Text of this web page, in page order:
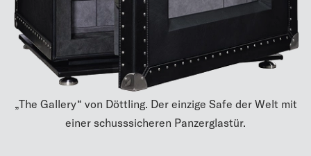
„The Gallery“ von Döttling. Der einzige Safe der Welt mit
einer schusssicheren Panzerglastür.